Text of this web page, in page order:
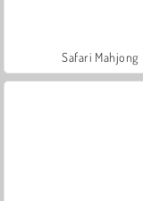
Safari Mahjong